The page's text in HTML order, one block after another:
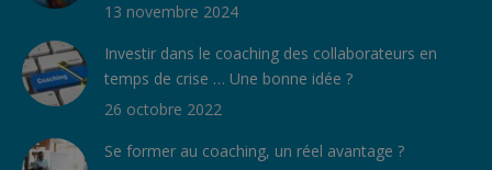
13 novembre 2024
Investir dans le coaching des collaborateurs en
temps de crise … Une bonne idée ?
26 octobre 2022
Se former au coaching, un réel avantage ?